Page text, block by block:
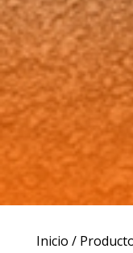
Inicio /